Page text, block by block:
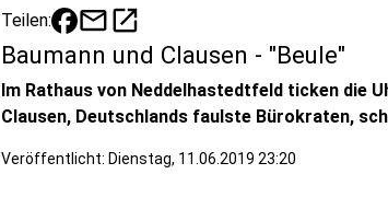
Teilen: mailopen_in_new
Baumann und Clausen - "Beule"
Im Rathaus von Neddelhastedtfeld ticken die
Clausen, Deutschlands faulste Bürokraten,
Veröffentlicht: Dienstag, 11.06.2019 23:20